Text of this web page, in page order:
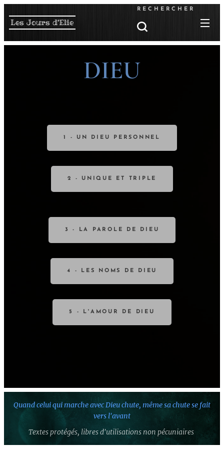
Les Jours d'Elie
RECHERCHER
DIEU
1 - UN DIEU PERSONNEL
2 - UNIQUE ET TRIPLE
3 - LA PAROLE DE DIEU
4 - LES NOMS DE DIEU
5 - L'AMOUR DE DIEU
Quand celui qui marche avec Dieu chute, même sa chute se fait
vers l'avant
Textes protégés, libres d'utilisations non pécuniaires